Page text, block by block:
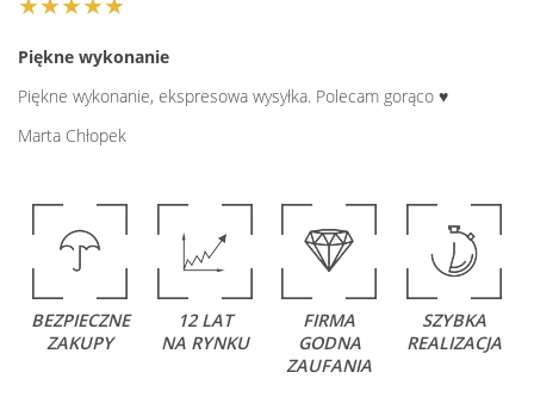
Piękne wykonanie
Piękne wykonanie, ekspresowa wysyłka. Polecam gorąco ♥️
Marta Chłopek
BEZPIECZNE
ZAKUPY
12 LAT
NA RYNKU
FIRMA
GODNA
ZAUFANIA
SZYBKA
REALIZACJA